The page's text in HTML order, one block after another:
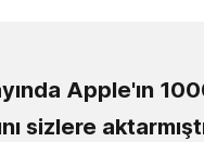
Apple'ın
sizlere